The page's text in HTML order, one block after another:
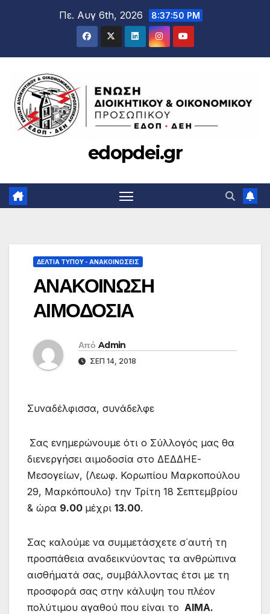
Πε. Αυγ 6th, 2026 8:37:51 PM
edopdei.gr
ΔΕΛΤΊΑ ΤΎΠΟΥ - ΑΝΑΚΟΙΝΏΣΕΙΣ
ΑΝΑΚΟΙΝΩΣΗ
ΑΙΜΟΔΟΣΙΑ
Από Admin
ΣΕΠ 14, 2018
Συναδέλφισσα, συνάδελφε
Σας ενημερώνουμε ότι ο Σύλλογός μας θα
διενεργήσει αιμοδοσία στο ΔΕΔΔΗΕ-
Μεσογείων, (Λεωφ. Κορωπίου Μαρκοπούλου
29, Μαρκόπουλο) την Τρίτη 18 Σεπτεμβρίου
& ώρα 9.00 μέχρι 13.00.
Σας καλούμε να συμμετάσχετε σ΄αυτή τη
προσπάθεια αναδεικνύοντας τα ανθρώπινα
αισθήματά σας, συμβάλλοντας έτσι με τη
προσφορά σας στην κάλυψη του πλέον
πολύτιμου αγαθού που είναι το ΑΙΜΑ.